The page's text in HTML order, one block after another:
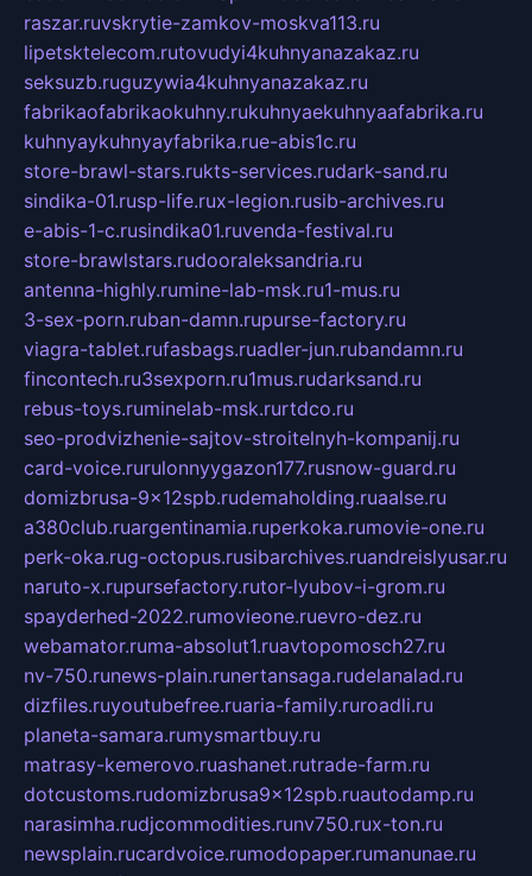
raszar.ruvskrytie-zamkov-moskva113.ru
lipetsktelecom.rutovudyi4kuhnyanazakaz.ru
seksuzb.ruguzywia4kuhnyanazakaz.ru
fabrikaofabrikaokuhny.rukuhnyaekuhnyaafabrika.ru
kuhnyaykuhnyayfabrika.rue-abis1c.ru
store-brawl-stars.rukts-services.rudark-sand.ru
sindika-01.rusp-life.rux-legion.rusib-archives.ru
e-abis-1-c.rusindika01.ruvenda-festival.ru
store-brawlstars.rudooraleksandria.ru
antenna-highly.rumine-lab-msk.ru1-mus.ru
3-sex-porn.ruban-damn.rupurse-factory.ru
viagra-tablet.rufasbags.ruadler-jun.rubandamn.ru
fincontech.ru3sexporn.ru1mus.rudarksand.ru
rebus-toys.ruminelab-msk.rurtdco.ru
seo-prodvizhenie-sajtov-stroitelnyh-kompanij.ru
card-voice.rurulonnyygazon177.rusnow-guard.ru
domizbrusa-9x12spb.rudemaholding.ruaalse.ru
a380club.ruargentinamia.ruperkoka.rumovie-one.ru
perk-oka.rug-octopus.rusibarchives.ruandreislyusar.ru
naruto-x.rupursefactory.rutor-lyubov-i-grom.ru
spayderhed-2022.rumovieone.ruevro-dez.ru
webamator.ruma-absolut1.ruavtopomosch27.ru
nv-750.runews-plain.runertansaga.rudelanalad.ru
dizfiles.ruyoutubefree.ruaria-family.ruroadli.ru
planeta-samara.rumysmartbuy.ru
matrasy-kemerovo.ruashanet.rutrade-farm.ru
dotcustoms.rudomizbrusa9x12spb.ruautodamp.ru
narasimha.rudjcommodities.runv750.rux-ton.ru
newsplain.rucardvoice.rumodopaper.rumanunae.ru